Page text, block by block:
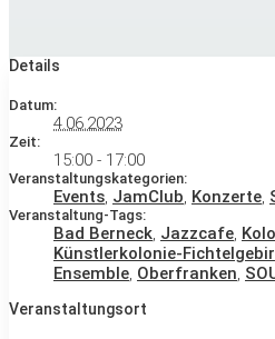
Details
Datum:
4.06.2023
Zeit:
15:00 - 17:00
Veranstaltungskategorien:
Events, JamClub, Konzerte,
Veranstaltung-Tags:
Bad Berneck, Jazzcafe,
Künstlerkolonie-
Ensemble, Oberfranken,
Veranstaltungsort